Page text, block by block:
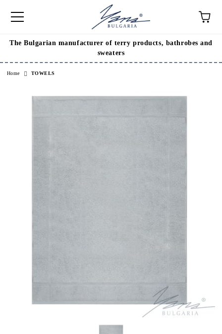
The Bulgarian manufacturer of terry products, bathrobes and
sweaters
Home TOWELS